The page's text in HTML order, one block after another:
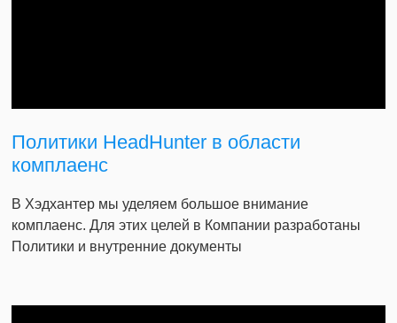
Политики HeadHunter в области
комплаенс
В Хэдхантер мы уделяем большое внимание
комплаенс. Для этих целей в Компании разработаны
Политики и внутренние документы